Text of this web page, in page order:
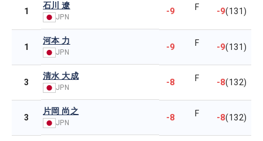
1
石川 遼
JPN
-9 F -9(131)
1
河本 力
JPN -9 F -9(131)
3
清水 大成
JPN -8 F -8(132)
3
片岡 尚之
JPN -8 F -8(132)